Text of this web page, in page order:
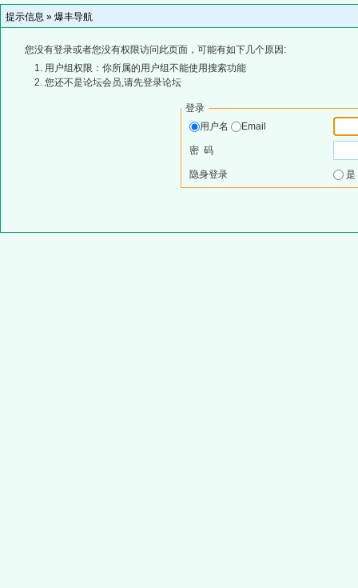
提示信息 » 爆丰导航
您没有登录或者您没有权限访问此页面，可能有如下几个原因:
用户组权限：你所属的用户组不能使用搜索功能
您还不是论坛会员,请先登录论坛
登录
用户名
Email
密 码
隐身登录